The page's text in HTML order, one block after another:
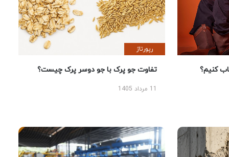
کنیم؟
رپورتاژ
تفاوت جو پرک با جو دوسر پرک چیست؟